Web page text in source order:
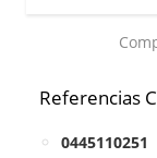
Referencias
0445110251